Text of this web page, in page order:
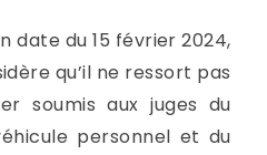
date du 15 février 2024,
qu’il ne ressort pas
soumis aux juges du
personnel et du